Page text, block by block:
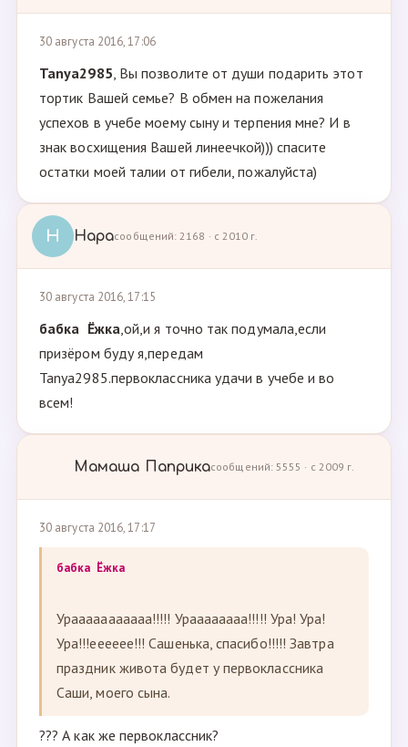
30 августа 2016, 17:06
Tanya2985, Вы позволите от души подарить этот
тортик Вашей семье? В обмен на пожелания
успехов в учебе моему сыну и терпения мне? И в
знак восхищения Вашей линеечкой))) спасите
остатки моей талии от гибели, пожалуйста)
Н Нарасообщений: 2168 · с 2010 г.
30 августа 2016, 17:15
бабка Ёжка,ой,и я точно так подумала,если
призёром буду я,передам
Tanya2985.первоклассника удачи в учебе и во
всем!
Мамаша Паприкасообщений: 5555 · с 2009 г.
30 августа 2016, 17:17
бабка Ёжка
Урааааааааааа!!!!! Ураааааааа!!!!! Ура! Ура!
Ура!!!ееееее!!! Сашенька, спасибо!!!!! Завтра
праздник живота будет у первоклассника
Саши, моего сына.
??? А как же первоклассник?